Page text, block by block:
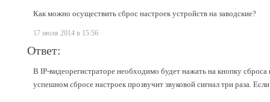
Как можно осуществить сброс настроек устройств на заводские?
17 июля 2014 в 15:56
Ответ:
В IP-видеорегистраторе необходимо будет нажать на кнопку
успешном сбросе настроек прозвучит звуковой сигнал три раза.